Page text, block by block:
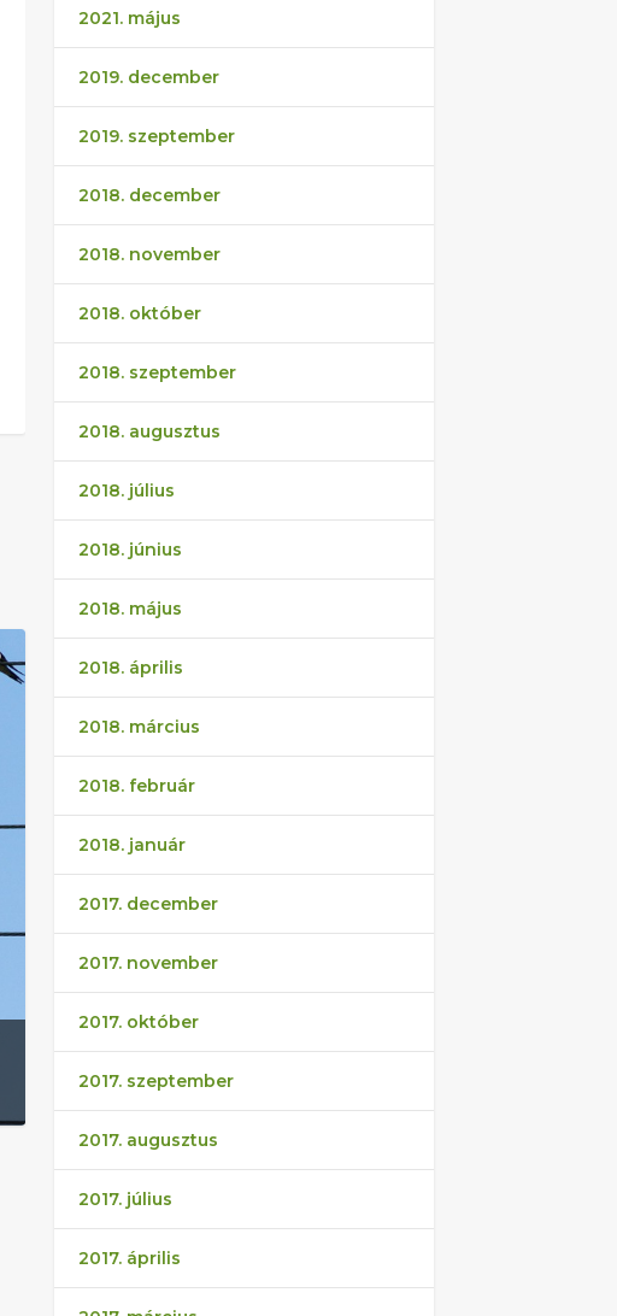
2021. május
2019. december
2019. szeptember
2018. december
2018. november
2018. október
2018. szeptember
2018. augusztus
2018. július
2018. június
2018. május
2018. április
2018. március
2018. február
2018. január
2017. december
2017. november
2017. október
2017. szeptember
2017. augusztus
2017. július
2017. április